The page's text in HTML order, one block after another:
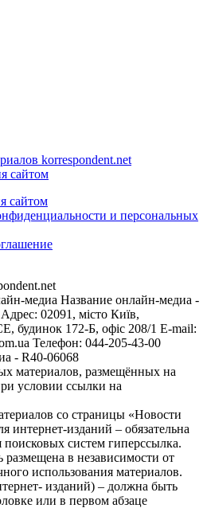
korrespondent.net
сайтом
сайтом
и персональных
медиа Название онлайн-медиа -
02091, місто Київ,
172-Б, офіс 208/1 E-mail:
Телефон: 044-205-43-00
- R40-06068
материалов, размещённых на
условии ссылки на
со страницы «Новости
интернет-изданий – обязательна
поисковых систем гиперссылка.
в независимости от
использования материалов.
изданий) – должна быть
или в первом абзаце